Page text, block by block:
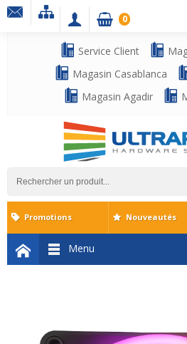
Service Client
Magasin Casablanca
Magasin Agadir
0
Menu
Promotions Nouveautés